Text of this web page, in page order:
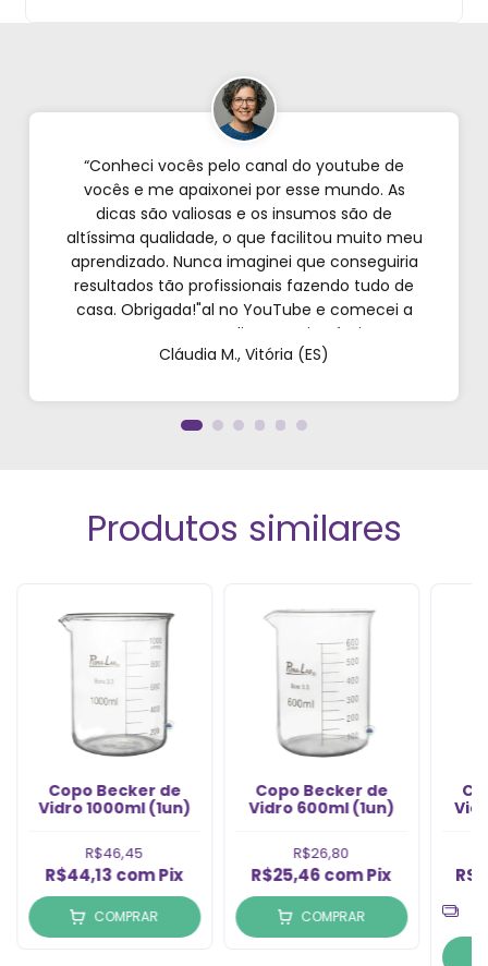
“Conheci vocês pelo canal do youtube de
vocês e me apaixonei por esse mundo. As
dicas são valiosas e os insumos são de
altíssima qualidade, o que facilitou muito meu
aprendizado. Nunca imaginei que conseguiria
resultados tão profissionais fazendo tudo de
casa. Obrigada!"al no YouTube e comecei a
testar em casa. As dicas são incríveis e os
produtos são exatamente como mostram nos
perfumes!”
Cláudia M., Vitória (ES)
Produtos similares
Copo Becker de
Vidro 1000ml (1un)
R$46,45
R$44,13comPix
COMPRAR
Copo Becker de
Vidro 600ml (1un)
R$26,80
R$25,46comPix
COMPRAR